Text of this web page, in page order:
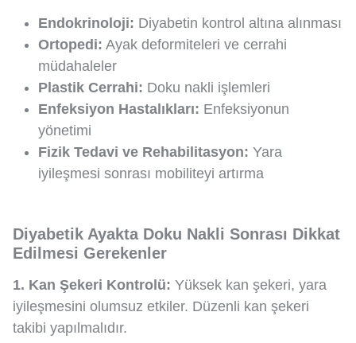
Endokrinoloji: Diyabetin kontrol altına alınması
Ortopedi: Ayak deformiteleri ve cerrahi
müdahaleler
Plastik Cerrahi: Doku nakli işlemleri
Enfeksiyon Hastalıkları: Enfeksiyonun
yönetimi
Fizik Tedavi ve Rehabilitasyon: Yara
iyileşmesi sonrası mobiliteyi artırma
Diyabetik Ayakta Doku Nakli Sonrası Dikkat
Edilmesi Gerekenler
1. Kan Şekeri Kontrolü: Yüksek kan şekeri, yara
iyileşmesini olumsuz etkiler. Düzenli kan şekeri
takibi yapılmalıdır.